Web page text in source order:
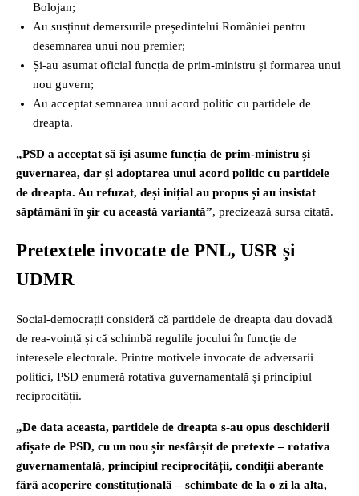
Bolojan;
Au susținut demersurile președintelui României pentru
desemnarea unui nou premier;
Și-au asumat oficial funcția de prim-ministru și formarea unui
nou guvern;
Au acceptat semnarea unui acord politic cu partidele de
dreapta.
„PSD a acceptat să își asume funcția de prim-ministru și
guvernarea, dar și adoptarea unui acord politic cu partidele
de dreapta. Au refuzat, deși inițial au propus și au insistat
săptămâni în șir cu această variantă”, precizează sursa citată.
Pretextele invocate de PNL, USR și
UDMR
Social-democrații consideră că partidele de dreapta dau dovadă
de rea-voință și că schimbă regulile jocului în funcție de
interesele electorale. Printre motivele invocate de adversarii
politici, PSD enumeră rotativa guvernamentală și principiul
reciprocității.
„De data aceasta, partidele de dreapta s-au opus deschiderii
afișate de PSD, cu un nou șir nesfârșit de pretexte – rotativa
guvernamentală, principiul reciprocității, condiții aberante
fără acoperire constituțională – schimbate de la o zi la alta,